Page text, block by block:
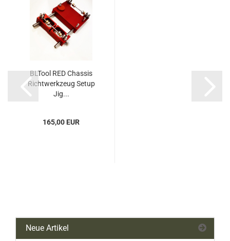
BLTool RED Chassis
Richtwerkzeug Setup
Jig...
165,00 EUR
Neue Artikel